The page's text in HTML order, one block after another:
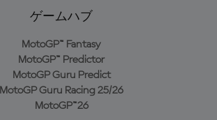
ゲームハブ
MotoGP™ Fantasy
MotoGP™ Predictor
MotoGP Guru Predict
MotoGP Guru Racing 25/26
MotoGP™26